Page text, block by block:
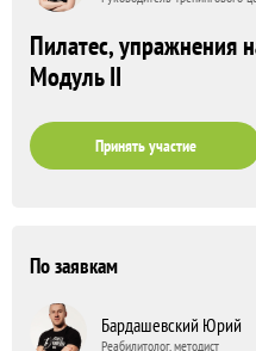
Пилатес, упражнения
Модуль II
Принять участие
По заявкам
Бардашевский Юрий
Реабилитолог, методист